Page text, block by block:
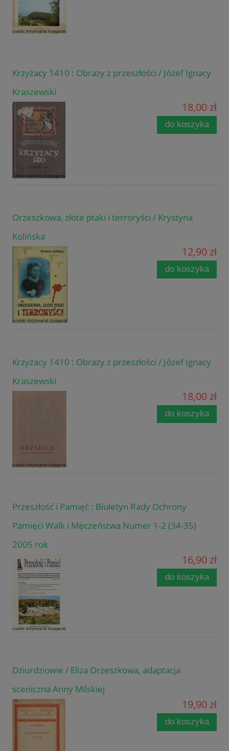
Krzyżacy 1410 : Obrazy z przeszłości / Józef Ignacy
Kraszewski
18,00 zł
do koszyka
Orzeszkowa, złote ptaki i terroryści / Krystyna
Kolińska
12,90 zł
do koszyka
Krzyżacy 1410 : Obrazy z przeszłości / Józef Ignacy
Kraszewski
18,00 zł
do koszyka
Przeszłość i Pamięć : Biuletyn Rady Ochrony
Pamięci Walk i Męczeństwa Numer 1-2 (34-35)
2005 rok
16,90 zł
do koszyka
Dziurdziowie / Eliza Orzeszkowa, adaptacja
sceniczna Anny Milskiej
19,90 zł
do koszyka